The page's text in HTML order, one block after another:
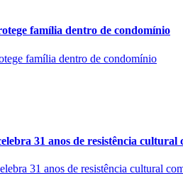
família dentro de condomínio
31 anos de resistência cultural